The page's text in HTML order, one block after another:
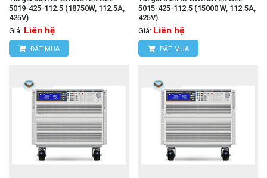
5019-425-112.5 (18750W, 112.5A,
425V)
Giá: Liên hệ
ĐẶT MUA
5015-425-112.5 (15000 W, 112.5A,
425V)
Giá: Liên hệ
ĐẶT MUA